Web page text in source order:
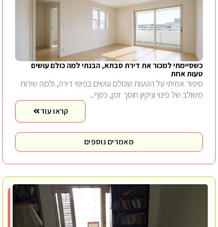
כשסיימתי למכור את דירת סבתא, הבנתי למה כולם עושים
טעות אחת
סיפור אמיתי על הטעות שכולם עושים בפינוי דירה, ולמה שירות
משולב של פינוי וניקיון חוסך זמן, כסף..
קראו עוד
מאמרים נוספים